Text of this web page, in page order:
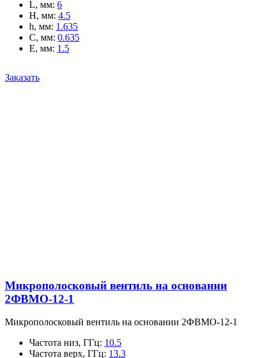
L, мм: 6
H, мм: 4.5
h, мм: 1.635
C, мм: 0.635
E, мм: 1.5
Заказать
Микрополосковый вентиль на основании
2ФВМO-12-1
Микрополосковый вентиль на основании 2ФВМO-12-1
Частота низ, ГГц: 10.5
Частота верх, ГГц: 13.3